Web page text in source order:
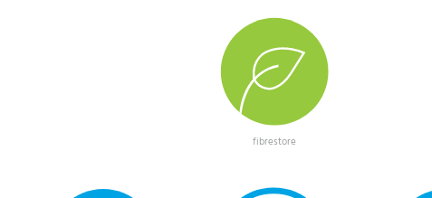
fibrestore